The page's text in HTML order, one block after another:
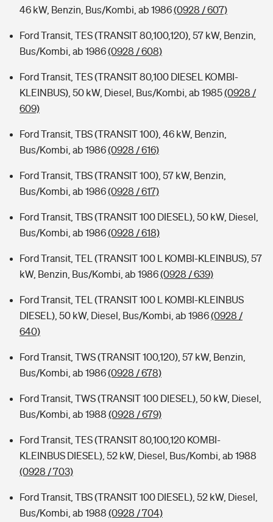
46 kW, Benzin, Bus/Kombi, ab 1986(0928 / 607)
Ford Transit, TES (TRANSIT 80,100,120), 57 kW, Benzin,
Bus/Kombi, ab 1986(0928 / 608)
Ford Transit, TES (TRANSIT 80,100 DIESEL KOMBI-
KLEINBUS), 50 kW, Diesel, Bus/Kombi, ab 1985(0928 /
609)
Ford Transit, TBS (TRANSIT 100), 46 kW, Benzin,
Bus/Kombi, ab 1986(0928 / 616)
Ford Transit, TBS (TRANSIT 100), 57 kW, Benzin,
Bus/Kombi, ab 1986(0928 / 617)
Ford Transit, TBS (TRANSIT 100 DIESEL), 50 kW, Diesel,
Bus/Kombi, ab 1986(0928 / 618)
Ford Transit, TEL (TRANSIT 100 L KOMBI-KLEINBUS), 57
kW, Benzin, Bus/Kombi, ab 1986(0928 / 639)
Ford Transit, TEL (TRANSIT 100 L KOMBI-KLEINBUS
DIESEL), 50 kW, Diesel, Bus/Kombi, ab 1986(0928 /
640)
Ford Transit, TWS (TRANSIT 100,120), 57 kW, Benzin,
Bus/Kombi, ab 1986(0928 / 678)
Ford Transit, TWS (TRANSIT 100 DIESEL), 50 kW, Diesel,
Bus/Kombi, ab 1988 (0928 / 679)
Ford Transit, TES (TRANSIT 80,100,120 KOMBI-
KLEINBUS DIESEL), 52 kW, Diesel, Bus/Kombi, ab 1988
(0928 / 703)
Ford Transit, TBS (TRANSIT 100 DIESEL), 52 kW, Diesel,
Bus/Kombi, ab 1988 (0928 / 704)